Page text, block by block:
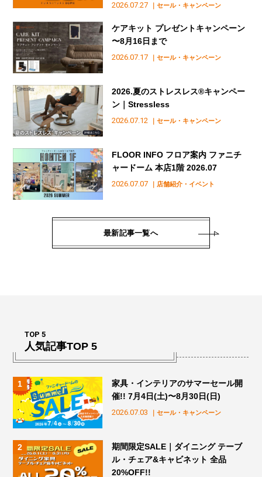
2026.07.27 ｜セール・キャンペーン
2026.07.17 ｜セール・キャンペーン
ケアキット プレゼントキャンペーン
〜8月16日まで
2026.07.12 ｜セール・キャンペーン
2026.夏のストレスレス®︎キャンペー
ン｜Stressless
2026.07.07 ｜店舗紹介・イベント
FLOOR INFO フロア案内 ファニチ
ャードーム 本店1階 2026.07
最新記事一覧へ
TOP 5
人気記事TOP 5
2026.07.03 ｜セール・キャンペーン
家具・インテリアのサマーセール開
催!! 7月4日(土)〜8月30日(日)
期間限定SALE｜ダイニング テーブ
ル・チェア&キャビネット 全品
20%OFF!!